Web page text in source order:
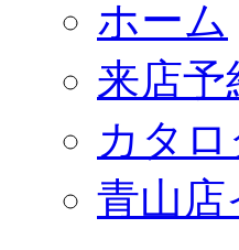
ホーム
来店予
カタ
青山店